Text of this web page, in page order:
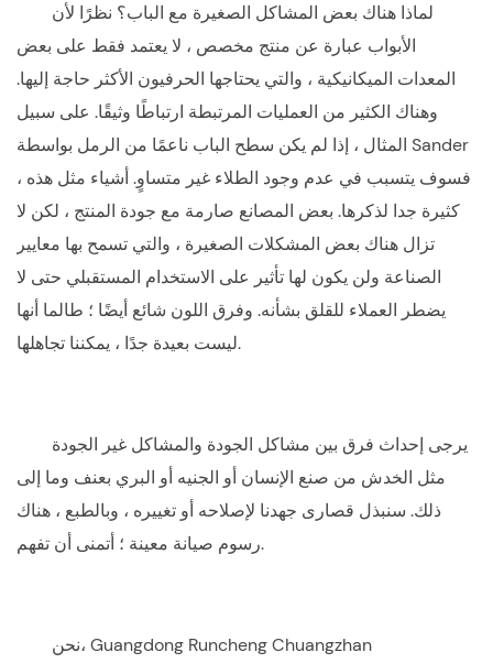
لماذا هناك بعض المشاكل الصغيرة مع الباب؟ نظرًا لأن
الأبواب عبارة عن منتج مخصص ، لا يعتمد فقط على بعض
المعدات الميكانيكية ، والتي يحتاجها الحرفيون الأكثر حاجة إليها.
وهناك الكثير من العمليات المرتبطة ارتباطًا وثيقًا. على سبيل
المثال ، إذا لم يكن سطح الباب ناعمًا من الرمل بواسطة Sander
، فسوف يتسبب في عدم وجود الطلاء غير متساوٍ. أشياء مثل هذه
كثيرة جدا لذكرها. بعض المصانع صارمة مع جودة المنتج ، لكن لا
تزال هناك بعض المشكلات الصغيرة ، والتي تسمح بها معايير
الصناعة ولن يكون لها تأثير على الاستخدام المستقبلي حتى لا
يضطر العملاء للقلق بشأنه. وفرق اللون شائع أيضًا ؛ طالما أنها
ليست بعيدة جدًا ، يمكننا تجاهلها.
يرجى إحداث فرق بين مشاكل الجودة والمشاكل غير الجودة
مثل الخدش من صنع الإنسان أو الجنيه أو البري بعنف وما إلى
ذلك. سنبذل قصارى جهدنا لإصلاحه أو تغييره ، وبالطبع ، هناك
رسوم صيانة معينة ؛ أتمنى أن تفهم.
نحن، Guangdong Runcheng Chuangzhan